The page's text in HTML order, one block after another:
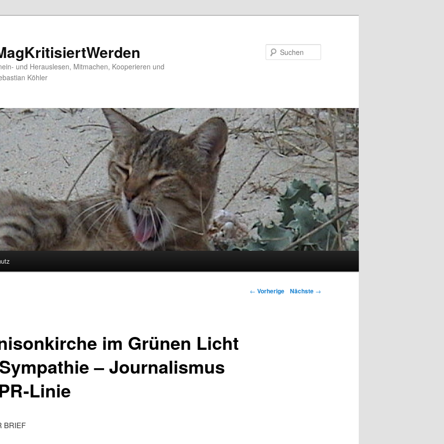
und Herauslesen, Mitmachen, Kooperieren und
Köhler
Artikelnavigation
← Vorherige Nächste →
im Grünen Licht
– Journalismus
Linie
BRIEF